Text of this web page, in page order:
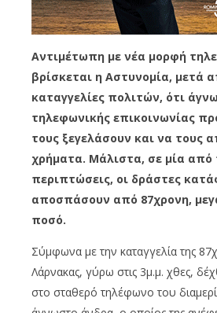
Αντιμέτωπη με νέα μορφή
βρίσκεται η Αστυνομία, μετά
καταγγελίες πολιτών, ότι
τηλεφωνικής επικοινωνίας
τους ξεγελάσουν και να τους
χρήματα. Μάλιστα, σε μία από
περιπτώσεις, οι δράστες
αποσπάσουν από 87χρονη,
ποσό.
Σύμφωνα με την καταγγελία της
Λάρνακας, γύρω στις 3μ.μ. χθες,
στο σταθερό τηλέφωνο του